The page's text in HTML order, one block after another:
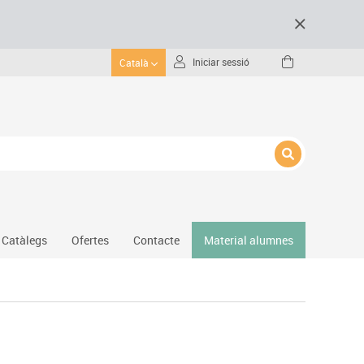
Català Iniciar sessió
Catàlegs Ofertes Contacte Material alumnes